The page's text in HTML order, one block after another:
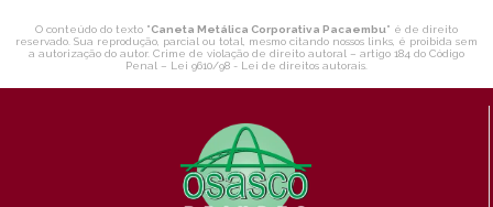
O conteúdo do texto "Caneta Metálica Corporativa Pacaembu" é de direito
reservado. Sua reprodução, parcial ou total, mesmo citando nossos links, é proibida sem
a autorização do autor. Crime de violação de direito autoral – artigo 184 do Código
Penal – Lei 9610/98 - Lei de direitos autorais